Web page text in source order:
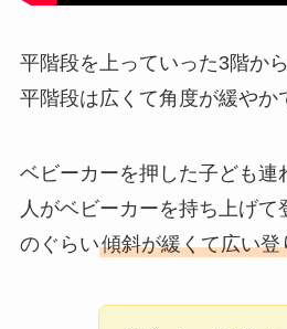
平階段を上っていった3階か
平階段は広くて角度が緩やか
ベビーカーを押した子ども連
人がベビーカーを持ち上げ
のぐらい傾斜が緩くて広い登